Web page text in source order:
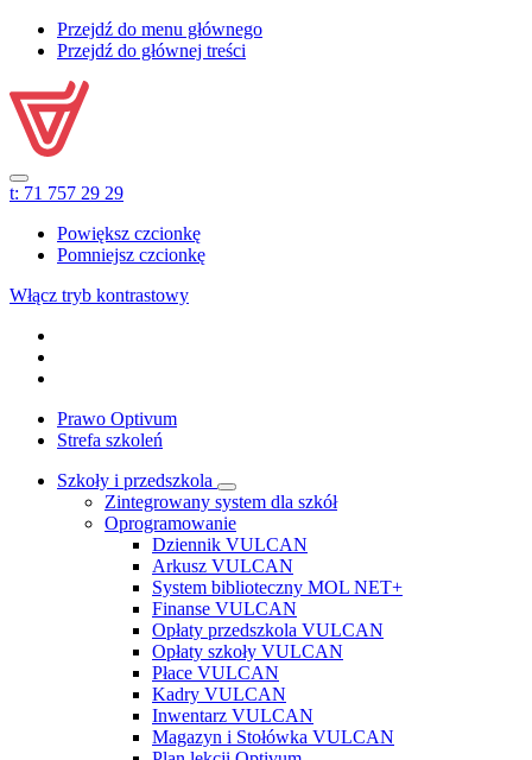
Przejdź do menu głównego
Przejdź do głównej treści
t: 71 757 29 29
Powiększ czcionkę
Pomniejsz czcionkę
Włącz tryb kontrastowy
Prawo Optivum
Strefa szkoleń
Szkoły i przedszkola
Zintegrowany system dla szkół
Oprogramowanie
Dziennik VULCAN
Arkusz VULCAN
System biblioteczny MOL NET+
Finanse VULCAN
Opłaty przedszkola VULCAN
Opłaty szkoły VULCAN
Płace VULCAN
Kadry VULCAN
Inwentarz VULCAN
Magazyn i Stołówka VULCAN